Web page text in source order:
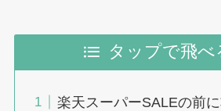
タップで飛べ
楽天スーパーSALEの前